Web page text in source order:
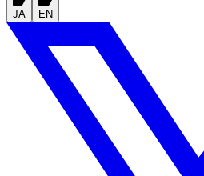
JA EN